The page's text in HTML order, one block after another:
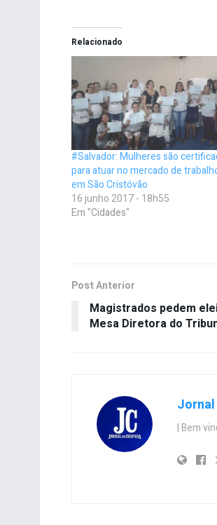
Relacionado
#Salvador: Mulheres são
para atuar no mercado de
em São Cristóvão
16 junho 2017 - 18h55
Em "Cidades"
Post Anterior
Magistrados pedem
Mesa Diretora do
Jornal
| Bem